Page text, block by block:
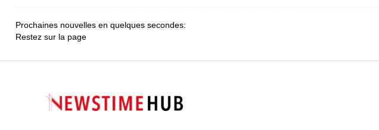
Prochaines nouvelles en quelques secondes:
Restez sur la page